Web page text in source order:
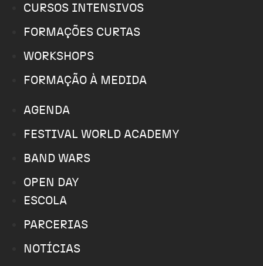
CURSOS INTENSIVOS
FORMAÇÕES CURTAS
WORKSHOPS
FORMAÇÃO À MEDIDA
AGENDA
FESTIVAL WORLD ACADEMY
BAND WARS
OPEN DAY
ESCOLA
PARCERIAS
NOTÍCIAS